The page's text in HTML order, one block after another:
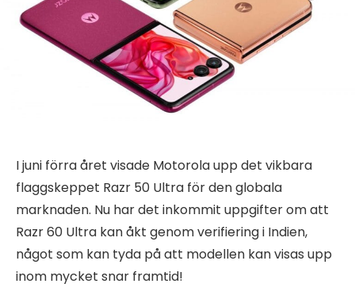
I juni förra året visade Motorola upp det vikbara
flaggskeppet Razr 50 Ultra för den globala
marknaden. Nu har det inkommit uppgifter om att
Razr 60 Ultra kan åkt genom verifiering i Indien,
något som kan tyda på att modellen kan visas upp
inom mycket snar framtid!